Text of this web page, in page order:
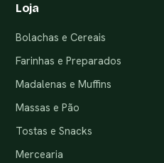
Loja
Bolachas e Cereais
Farinhas e Preparados
Madalenas e Muffins
Massas e Pão
Tostas e Snacks
Mercearia